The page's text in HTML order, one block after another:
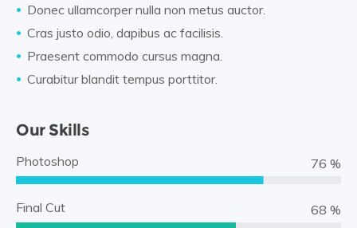
Donec ullamcorper nulla non metus auctor.
Cras justo odio, dapibus ac facilisis.
Praesent commodo cursus magna.
Curabitur blandit tempus porttitor.
Our Skills
Photoshop 84 %
Final Cut 75 %